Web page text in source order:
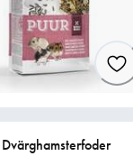
Dvärghamsterfoder